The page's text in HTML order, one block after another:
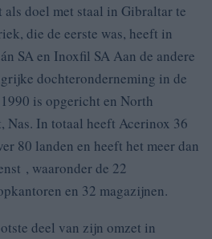
doel met staal in Gibraltar te
die de eerste was, heeft in
SA en Inoxfil SA Aan de andere
dochteronderneming in de
is opgericht en North
Nas. In totaal heeft Acerinox 36
80 landen en heeft het meer dan
, waaronder de 22
en 32 magazijnen.
deel van zijn omzet in